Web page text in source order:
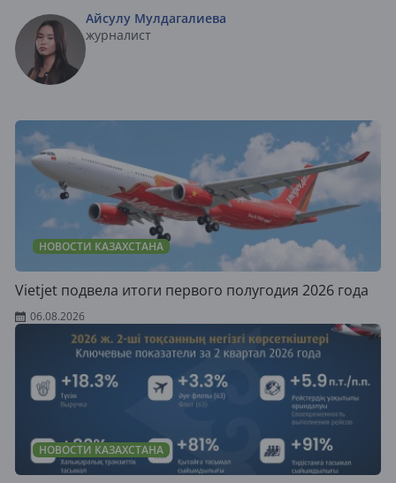
Айсулу Мулдагалиева
журналист
НОВОСТИ КАЗАХСТАНА
Vietjet подвела итоги первого полугодия 2026 года
06.08.2026
НОВОСТИ КАЗАХСТАНА